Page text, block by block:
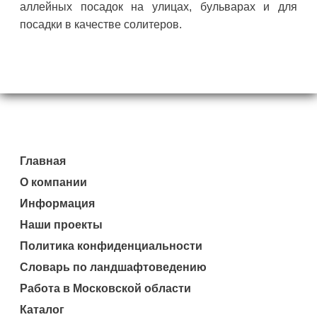
аллейных посадок на улицах, бульварах и для
посадки в качестве солитеров.
Главная
О компании
Информация
Наши проекты
Политика конфиденциальности
Словарь по ландшафтоведению
Работа в Московской области
Каталог